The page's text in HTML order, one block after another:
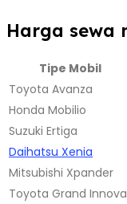
Harga sewa
Tipe Mobil
Toyota Avanza
Honda Mobilio
Suzuki Ertiga
Daihatsu Xenia
Mitsubishi Xpander
Toyota Grand Innova